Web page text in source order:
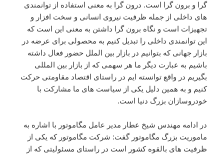
گرا و برون گرا است. درون گرا به معنی استفاده از توانمندی
های داخلی از جمله ظرفیت نیروی انسانی و سخت افزار و
تجهیزات است و نگاه برون گرا داشتن به معنی این است که
این توانمندی داخلی را تبدیل کنیم به محصولی برای عرضه در
بازار جهانی که بتوانیم در بازار بین الملل حضور فعال داشته
باشیم به عبارت دیگر ما هر سهمی که از بازار بین المللی
بگیریم در واقع توانسته ایم در راستای اقتصاد مقاومتی حرکت
کنیم و به همین دلیل یکی از سیاست های ما مشارکت با
خودروسازان بزرگ دنیا است.
در ادامه مهندس شیخ عطار مدیر عامل مگاموتور با اشاره به
ماموریت بزرگ مگاموتور گفت: شرکت مگاموتور که یکی از
ظرفیت های بالقوه کشور است در راستای مسئولیتی که از